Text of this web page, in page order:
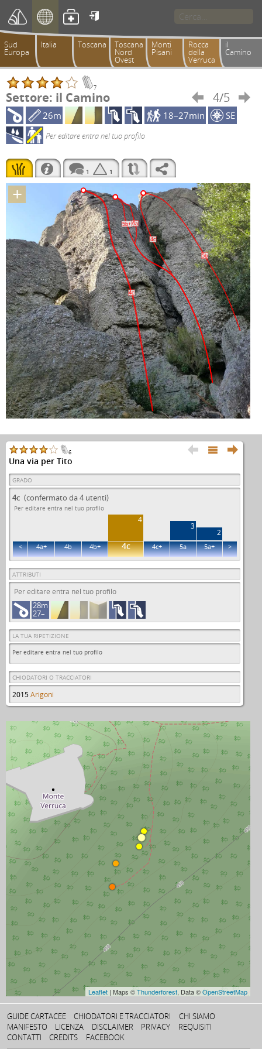

Sud
Europa
Italia Toscana Toscana
Nord
Ovest
Monti
Pisani
Rocca
della
Verruca
il
Camino
7
Settore: il Camino  4/5

26m
18–27min SE
Per editare entra nel tuo profilo
1 1
+
4c
5b+
4c
6a
5b
Leaflet | Maps ©Thunderforest, Data ©OpenStreetMap
  
6
Una via per Tito
GRADO
4c (confermato da 4 utenti)
Per editare entra nel tuo profilo
4
3
2
< 4a+ 4b 4b+ 4c 4c+ 5a 5a+ >
ATTRIBUTI
Per editare entra nel tuo profilo
28m
27–
LA TUA RIPETIZIONE
Per editare entra nel tuo profilo
CHIODATORI O TRACCIATORI
2015Arigoni
GUIDE CARTACEE CHIODATORI E TRACCIATORI
CHI SIAMO
MANIFESTO
LICENZA DISCLAIMER PRIVACY
REQUISITI
CONTATTI
CREDITS FACEBOOK